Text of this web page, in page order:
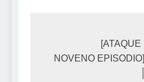
NOVENO EPISODIO]